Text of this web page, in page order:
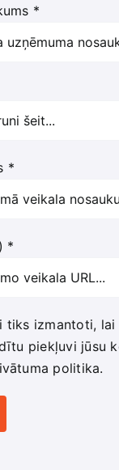
*
*
*
tiks izmantoti,
piekļuvi jūsu
politika.